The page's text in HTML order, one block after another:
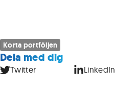
Korta portföljen
Dela med dig
Twitter LinkedIn